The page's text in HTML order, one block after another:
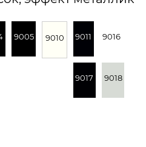
9005 9010 9011 9016
9017 9018